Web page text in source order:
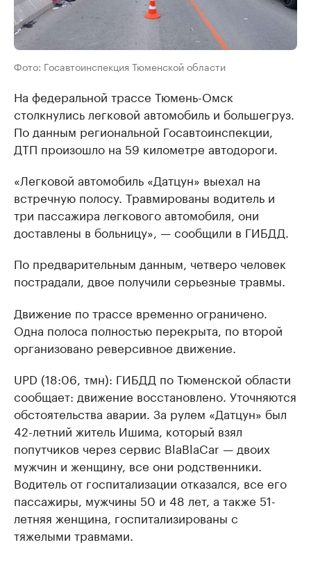
Фото: Госавтоинспекция Тюменской области
На федеральной трассе Тюмень-Омск
столкнулись легковой автомобиль и большегруз.
По данным региональной Госавтоинспекции,
ДТП произошло на 59 километре автодороги.
«Легковой автомобиль «Датцун» выехал на
встречную полосу. Травмированы водитель и
три пассажира легкового автомобиля, они
доставлены в больницу», — сообщили в ГИБДД.
По предварительным данным, четверо человек
пострадали, двое получили серьезные травмы.
Движение по трассе временно ограничено.
Одна полоса полностью перекрыта, по второй
организовано реверсивное движение.
UPD (18:06, тмн): ГИБДД по Тюменской области
сообщает: движение восстановлено. Уточняются
обстоятельства аварии. За рулем «Датцун» был
42-летний житель Ишима, который взял
попутчиков через сервис BlaBlaCar — двоих
мужчин и женщину, все они родственники.
Водитель от госпитализации отказался, все его
пассажиры, мужчины 50 и 48 лет, а также 51-
летняя женщина, госпитализированы с
тяжелыми травмами.